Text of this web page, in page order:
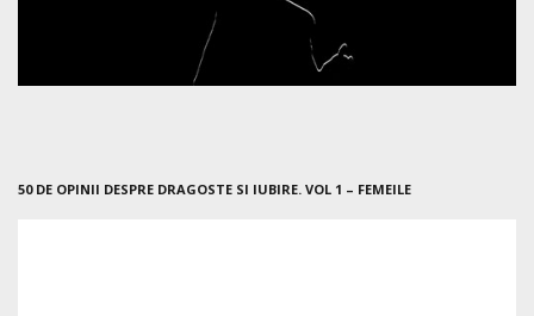
50 DE OPINII DESPRE DRAGOSTE SI IUBIRE. VOL 1 – FEMEILE